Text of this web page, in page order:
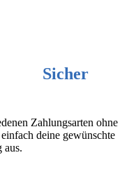
Sicher
Zahlungsarten ohne
deine gewünschte
aus.